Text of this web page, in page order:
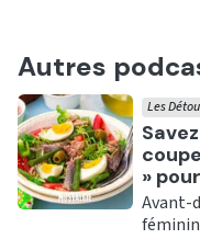
Autres
»
Les
Avant-
féminin